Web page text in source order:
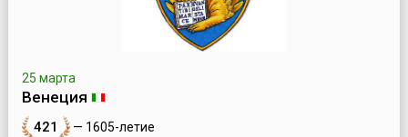
25 марта
Венеция
421 — 1605-летие